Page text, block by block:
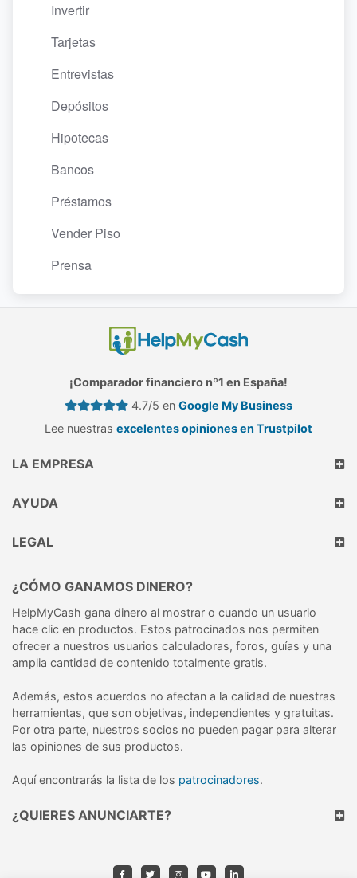
Invertir
Tarjetas
Entrevistas
Depósitos
Hipotecas
Bancos
Préstamos
Vender Piso
Prensa
¡Comparador financiero nº1 en España!
4.7/5 en Google My Business
Lee nuestras excelentes opiniones en Trustpilot
LA EMPRESA
AYUDA
LEGAL
¿CÓMO GANAMOS DINERO?
HelpMyCash gana dinero al mostrar o cuando un usuario
hace clic en productos. Estos patrocinados nos permiten
ofrecer a nuestros usuarios calculadoras, foros, guías y una
amplia cantidad de contenido totalmente gratis.
Además, estos acuerdos no afectan a la calidad de nuestras
herramientas, que son objetivas, independientes y gratuitas.
Por otra parte, nuestros socios no pueden pagar para alterar
las opiniones de sus productos.
Aquí encontrarás la lista de los patrocinadores.
¿QUIERES ANUNCIARTE?